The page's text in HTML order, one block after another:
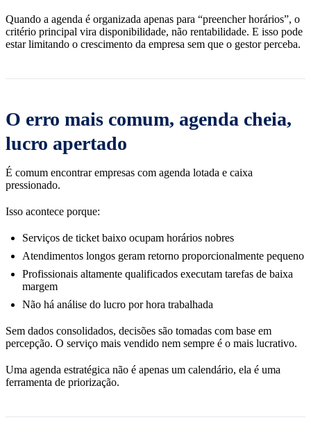
Quando a agenda é organizada apenas para “preencher horários”, o
critério principal vira disponibilidade, não rentabilidade. E isso pode
estar limitando o crescimento da empresa sem que o gestor perceba.
O erro mais comum, agenda cheia,
lucro apertado
É comum encontrar empresas com agenda lotada e caixa
pressionado.
Isso acontece porque:
Serviços de ticket baixo ocupam horários nobres
Atendimentos longos geram retorno proporcionalmente pequeno
Profissionais altamente qualificados executam tarefas de baixa
margem
Não há análise do lucro por hora trabalhada
Sem dados consolidados, decisões são tomadas com base em
percepção. O serviço mais vendido nem sempre é o mais lucrativo.
Uma agenda estratégica não é apenas um calendário, ela é uma
ferramenta de priorização.